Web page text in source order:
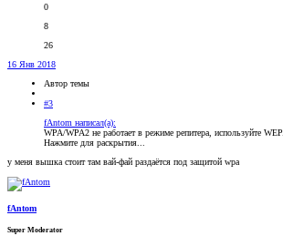
0
8
26
16 Янв 2018
Автор темы
#3
fAntom написал(а):
WPA/WPA2 не работает в режиме репитера, используйте WEP.
Нажмите для раскрытия...
у меня вышка стоит там вай-фай раздаётся под защитой wpa
fAntom
Super Moderator